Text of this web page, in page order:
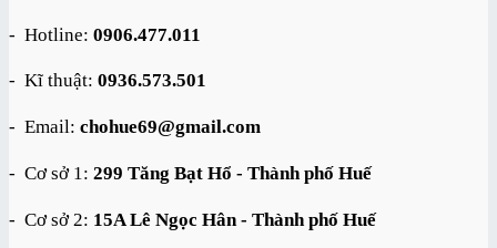
- Hotline: 0906.477.011
- Kĩ thuật: 0936.573.501
- Email: chohue69@gmail.com
- Cơ sở 1: 299 Tăng Bạt Hổ - Thành phố Huế
- Cơ sở 2: 15A Lê Ngọc Hân - Thành phố Huế